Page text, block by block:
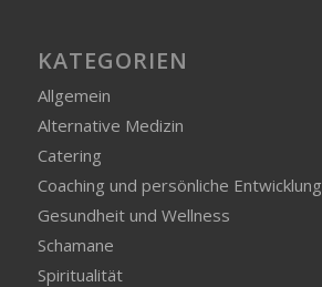
KATEGORIEN
Allgemein
Alternative Medizin
Catering
Coaching und persönliche Entwicklung
Gesundheit und Wellness
Schamane
Spiritualität